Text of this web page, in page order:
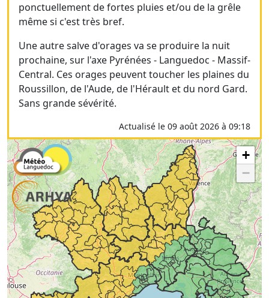
ponctuellement de fortes pluies et/ou de la grêle
même si c'est très bref.
Une autre salve d'orages va se produire la nuit
prochaine, sur l'axe Pyrénées - Languedoc - Massif-
Central. Ces orages peuvent toucher les plaines du
Roussillon, de l'Aude, de l'Hérault et du nord Gard.
Sans grande sévérité.
Actualisé le 09 août 2026 à 09:18
+
−